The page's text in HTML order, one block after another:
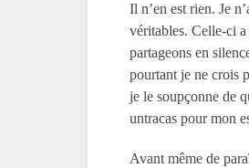
Il n’en est rien. Je
véritables. Celle-ci
partageons en
pourtant je ne crois
je le soupçonne de
untracas pour mon
Avant même de